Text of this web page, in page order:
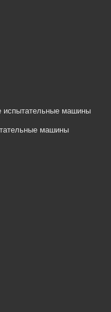
испытательные машины
машины